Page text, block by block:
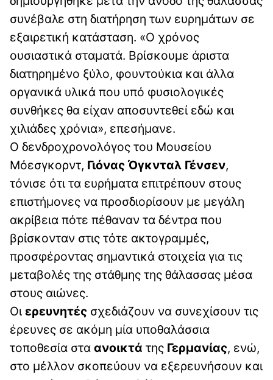
συνέβαλε στη διατήρηση των ευρημάτων σε
εξαιρετική κατάσταση. «Ο χρόνος
ουσιαστικά σταματά. Βρίσκουμε άριστα
διατηρημένο ξύλο, φουντούκια και άλλα
οργανικά υλικά που υπό φυσιολογικές
συνθήκες θα είχαν αποσυντεθεί εδώ και
χιλιάδες χρόνια», επεσήμανε.
Ο δενδροχρονολόγος του Μουσείου
Μόεσγκορντ, Γιόνας Όγκνταλ Γένσεν,
τόνισε ότι τα ευρήματα επιτρέπουν στους
επιστήμονες να προσδιορίσουν με μεγάλη
ακρίβεια πότε πέθαναν τα δέντρα που
βρίσκονταν στις τότε ακτογραμμές,
προσφέροντας σημαντικά στοιχεία για τις
μεταβολές της στάθμης της θάλασσας μέσα
στους αιώνες.
Οι ερευνητές σχεδιάζουν να συνεχίσουν τις
έρευνες σε ακόμη μία υποθαλάσσια
τοποθεσία στα ανοικτά της Γερμανίας, ενώ,
στο μέλλον σκοπεύουν να εξερευνήσουν και